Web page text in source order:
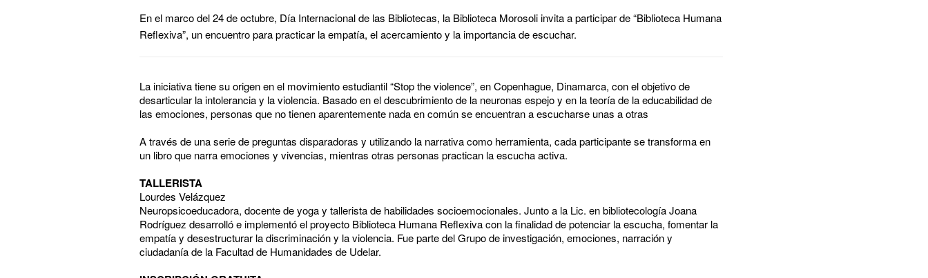
En el marco del 24 de octubre, Día Internacional de las Bibliotecas, la Biblioteca Morosoli invita a participar de “Biblioteca Humana
Reflexiva”, un encuentro para practicar la empatía, el acercamiento y la importancia de escuchar.
La iniciativa tiene su origen en el movimiento estudiantil “Stop the violence”, en Copenhague, Dinamarca, con el objetivo de
desarticular la intolerancia y la violencia. Basado en el descubrimiento de la neuronas espejo y en la teoría de la educabilidad de
las emociones, personas que no tienen aparentemente nada en común se encuentran a escucharse unas a otras
A través de una serie de preguntas disparadoras y utilizando la narrativa como herramienta, cada participante se transforma en
un libro que narra emociones y vivencias, mientras otras personas practican la escucha activa.
TALLERISTA
Lourdes Velázquez
Neuropsicoeducadora, docente de yoga y tallerista de habilidades socioemocionales. Junto a la Lic. en bibliotecología Joana
Rodríguez desarrolló e implementó el proyecto Biblioteca Humana Reflexiva con la finalidad de potenciar la escucha, fomentar la
empatía y desestructurar la discriminación y la violencia. Fue parte del Grupo de investigación, emociones, narración y
ciudadanía de la Facultad de Humanidades de Udelar.